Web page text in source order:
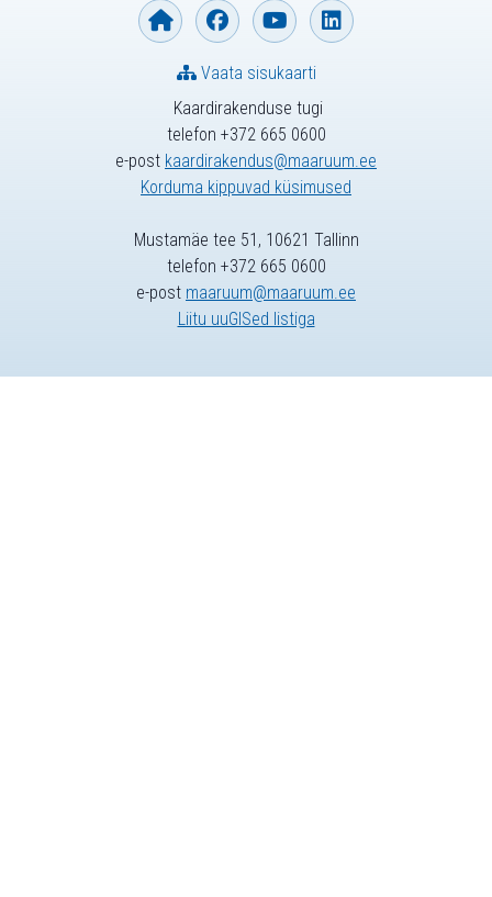
Kaardirakenduse tugi
telefon +372 665 0600
e-post kaardirakendus@maaruum.ee
Korduma kippuvad küsimused
Vaata sisukaarti
Mustamäe tee 51, 10621 Tallinn
telefon +372 665 0600
e-post maaruum@maaruum.ee
Liitu uuGISed listiga